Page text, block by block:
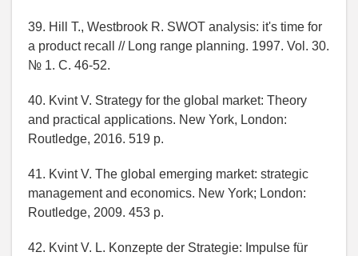
39. Hill T., Westbrook R. SWOT analysis: it's time for
a product recall // Long range planning. 1997. Vol. 30.
№ 1. С. 46-52.
40. Kvint V. Strategy for the global market: Theory
and practical applications. New York, London:
Routledge, 2016. 519 p.
41. Kvint V. The global emerging market: strategic
management and economics. New York; London:
Routledge, 2009. 453 p.
42. Kvint V. L. Konzepte der Strategie: Impulse für